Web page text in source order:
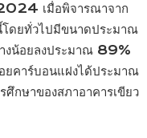
เมื่อพิจารณาจาก
โดยทั่วไปมีขนาดประมาณ
งน้อยลงประมาณ 89%
ยคาร์บอนแฝงได้ประมาณ
กษาของสภาอาคารเขียว